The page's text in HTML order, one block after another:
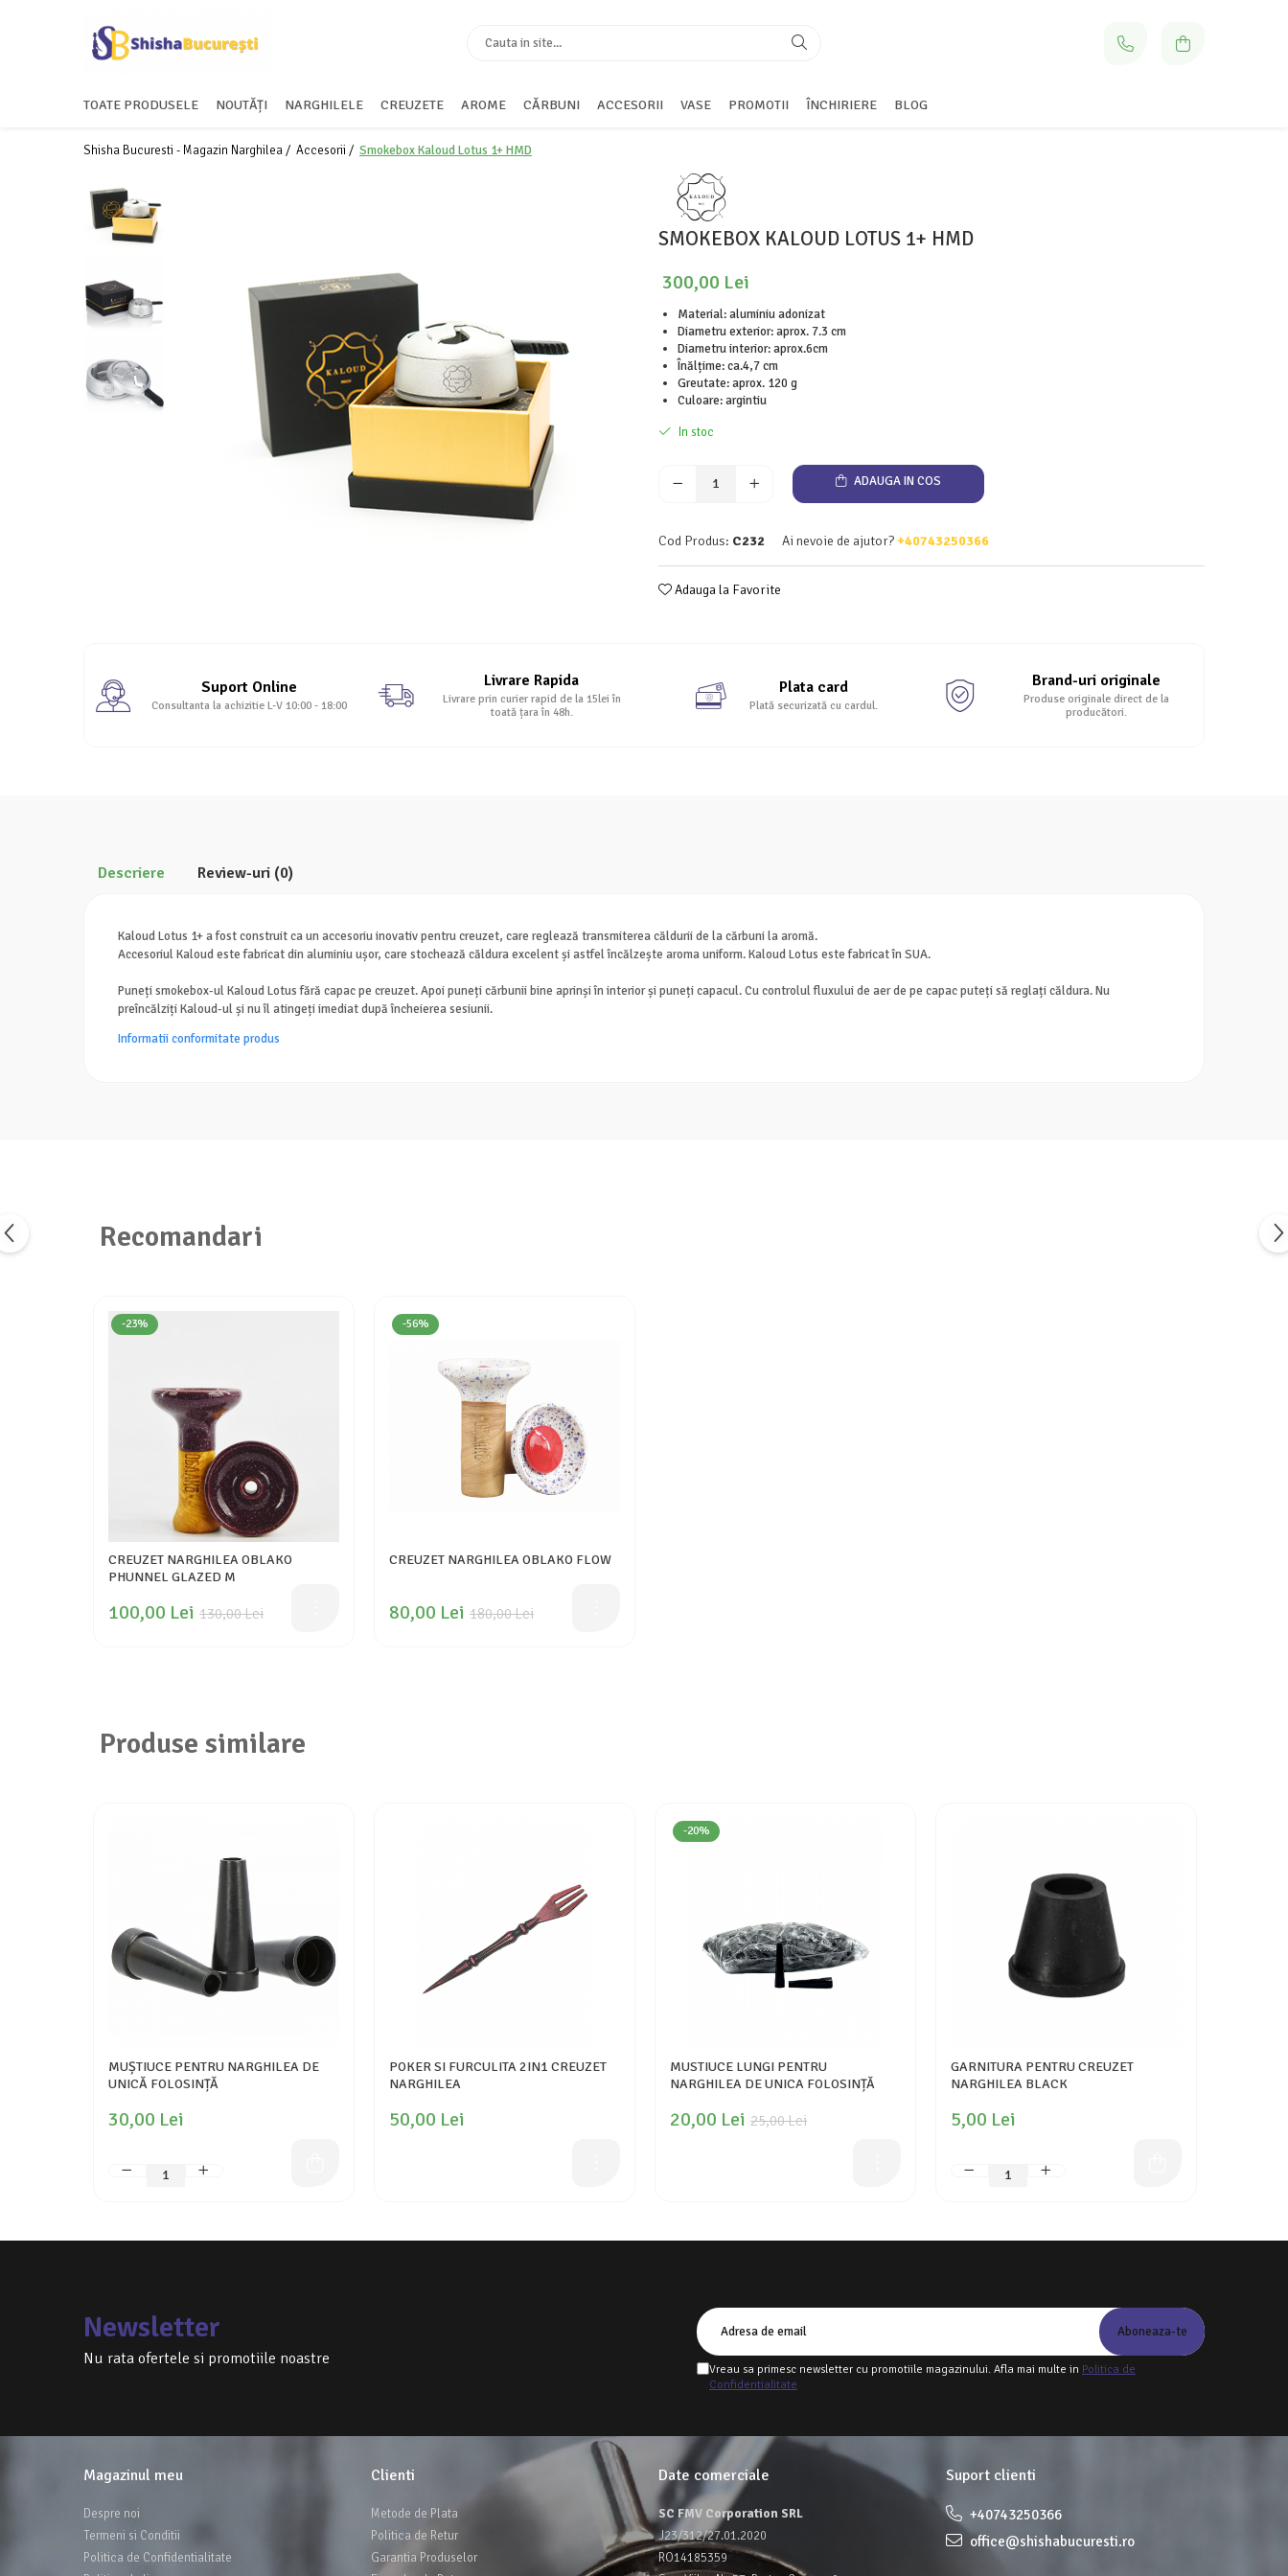
TOATE PRODUSELE NOUTĂȚI NARGHILELE CREUZETE AROME CĂRBUNI ACCESORII VASE PROMOTII ÎNCHIRIERE BLOG
Shisha Bucuresti - Magazin Narghilea / Accesorii / Smokebox Kaloud Lotus 1+ HMD
SMOKEBOX KALOUD LOTUS 1+ HMD
300,00 Lei
Material: aluminiu adonizat
Diametru exterior: aprox. 7.3 cm
Diametru interior: aprox.6cm
Înălțime: ca.4,7 cm
Greutate: aprox. 120 g
Culoare: argintiu
In stoc
ADAUGA IN COS
Cod Produs: C232 Ai nevoie de ajutor? +40743250366
Adauga la Favorite
Suport Online
Consultanta la achizitie L-V 10:00 - 18:00
Livrare Rapida
Livrare prin curier rapid de la 15lei în
toată țara în 48h.
Plata card
Plată securizată cu cardul.
Brand-uri originale
Produse originale direct de la
producători.
Descriere Review-uri (0)
Kaloud Lotus 1+ a fost construit ca un accesoriu inovativ pentru creuzet, care reglează transmiterea căldurii de la cărbuni la aromă.
Accesoriul Kaloud este fabricat din aluminiu ușor, care stochează căldura excelent și astfel încălzește aroma uniform. Kaloud Lotus este fabricat în SUA.
Puneți smokebox-ul Kaloud Lotus fără capac pe creuzet. Apoi puneți cărbunii bine aprinși în interior și puneți capacul. Cu controlul fluxului de aer de pe capac puteți să reglați căldura. Nu
preîncălziți Kaloud-ul și nu îl atingeți imediat după încheierea sesiunii.
Informatii conformitate produs
Recomandari
-23%
CREUZET NARGHILEA OBLAKO
PHUNNEL GLAZED M
130,00 Lei
100,00 Lei
-56%
CREUZET NARGHILEA OBLAKO FLOW
180,00 Lei
80,00 Lei
Produse similare
MUȘTIUCE PENTRU NARGHILEA DE
UNICĂ FOLOSINȚĂ
30,00 Lei
POKER SI FURCULITA 2IN1 CREUZET
NARGHILEA
50,00 Lei
-20%
MUSTIUCE LUNGI PENTRU
NARGHILEA DE UNICA FOLOSINȚĂ
25,00 Lei
20,00 Lei
GARNITURA PENTRU CREUZET
NARGHILEA BLACK
5,00 Lei
Newsletter
Nu rata ofertele si promotiile noastre
Vreau sa primesc newsletter cu promotiile magazinului. Afla mai multe in Politica de
Confidentialitate
Magazinul meu
Despre noi
Termeni si Conditii
Politica de Confidentialitate
Clienti
Metode de Plata
Politica de Retur
Garantia Produselor
Date comerciale
SC FMV Corporation SRL
J23/312/27.01.2020
RO14185359
Suport clienti
+40743250366
office@shishabucuresti.ro